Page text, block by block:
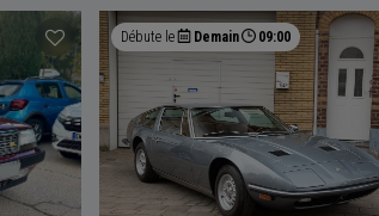
Termine bientôt0h 46m 54s